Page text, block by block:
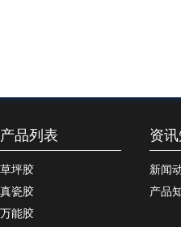
产品列表
草坪胶
真瓷胶
万能胶
资
新闻
产品